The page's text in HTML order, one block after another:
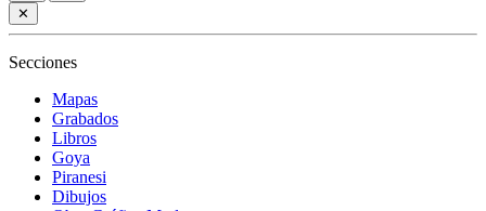
✕
Secciones
Mapas
Grabados
Libros
Goya
Piranesi
Dibujos